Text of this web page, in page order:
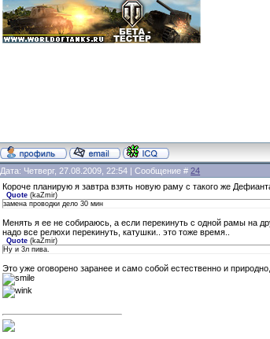
Дата: Четверг, 27.08.2009, 22:54 | Сообщение #24
Короче планирую я завтра взять новую раму с такого же
Quote (kaZmir)
замена проводки дело 30 мин
Менять я ее не собираюсь, а если перекинуть с одной рамы на
надо все релюхи перекинуть, катушки.. это тоже время..
Quote (kaZmir)
Ну и 3л пива.
Это уже оговорено заранее и само собой естественно и